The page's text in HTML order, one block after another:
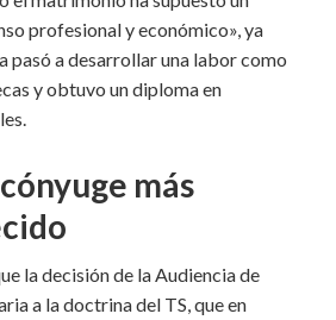
profesional y económico», ya
pasó a desarrollar una labor como
y obtuvo un diploma en
más
la decisión de la Audiencia de
a la doctrina del TS, que en